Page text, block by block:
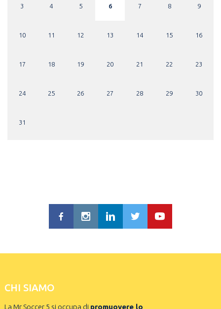
3 4 5 6 7 8 9
10 11 12 13 14 15 16
17 18 19 20 21 22 23
24 25 26 27 28 29 30
31
CHI SIAMO
La Mr Soccer 5 si occupa di promuovere lo